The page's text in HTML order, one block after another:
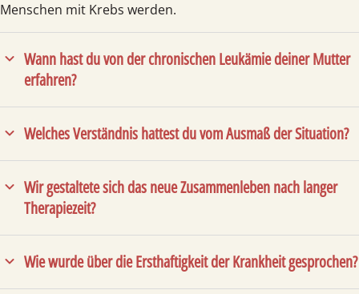
Menschen mit Krebs werden.
Wann hast du von der chronischen Leukämie deiner Mutter
erfahren?
Welches Verständnis hattest du vom Ausmaß der Situation?
Wir gestaltete sich das neue Zusammenleben nach langer
Therapiezeit?
Wie wurde über die Ersthaftigkeit der Krankheit gesprochen?